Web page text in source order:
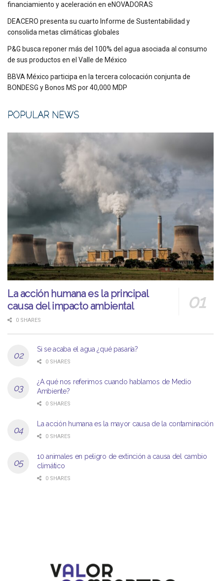
financiamiento y aceleración en eNOVADORAS
DEACERO presenta su cuarto Informe de Sustentabilidad y
consolida metas climáticas globales
P&G busca reponer más del 100% del agua asociada al consumo
de sus productos en el Valle de México
BBVA México participa en la tercera colocación conjunta de
BONDESG y Bonos MS por 40,000 MDP
POPULAR NEWS
La acción humana es la principal
causa del impacto ambiental
0 SHARES
Si se acaba el agua ¿qué pasaría?
0 SHARES
¿A qué nos referimos cuando hablamos de Medio
Ambiente?
0 SHARES
La acción humana es la mayor causa de la contaminación
0 SHARES
10 animales en peligro de extinción a causa del cambio
climático
0 SHARES